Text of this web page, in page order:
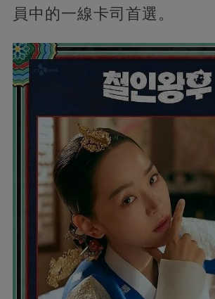
員中的一線卡司首選。